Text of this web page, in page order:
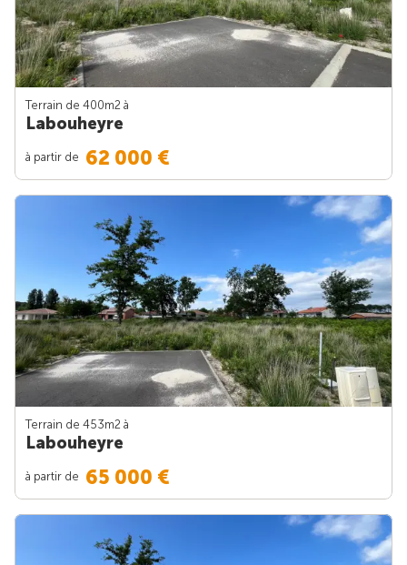
Terrain de 400m2 à
Labouheyre
à partir de 62 000 €
Terrain de 453m2 à
Labouheyre
à partir de 65 000 €